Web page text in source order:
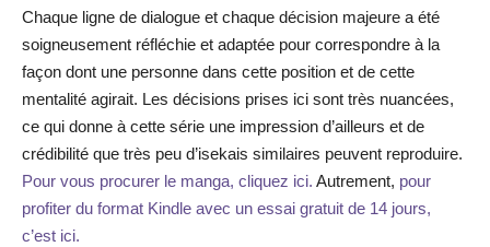
Chaque ligne de dialogue et chaque décision majeure a été
soigneusement réfléchie et adaptée pour correspondre à la
façon dont une personne dans cette position et de cette
mentalité agirait. Les décisions prises ici sont très nuancées,
ce qui donne à cette série une impression d’ailleurs et de
crédibilité que très peu d’isekais similaires peuvent reproduire.
Pour vous procurer le manga, cliquez ici. Autrement, pour
profiter du format Kindle avec un essai gratuit de 14 jours,
c’est ici.